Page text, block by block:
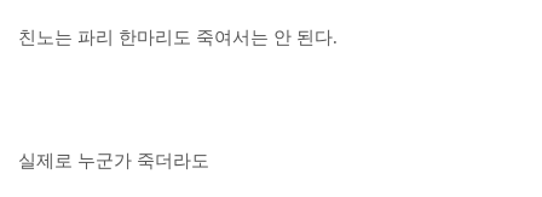
친노는 파리 한마리도 죽여서는 안 된다.
실제로 누군가 죽더라도